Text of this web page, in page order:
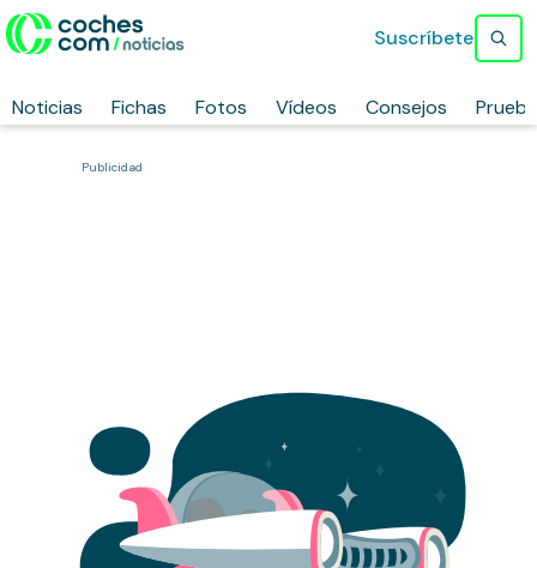
Noticias Fichas Fotos Vídeos Consejos
Suscríbete
Publicidad